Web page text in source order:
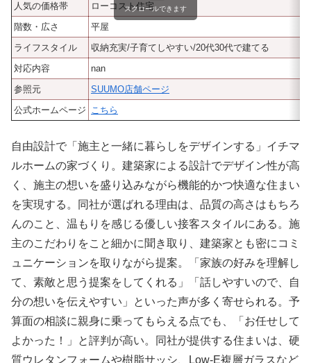
人気の価格帯
ローコスト住宅
階数・広さ
平屋
ライフスタイル
収納充実/子育てしやすい/20代30代で建てる
対応内容
nan
参照元
SUUMO店舗ページ
公式ホームページ こちら
スクロールできます
自由設計で「施主と一緒に暮らしをデザインする」イチマ
ルホームの家づくり。建築家による設計でデザイン性が高
く、施主の想いを盛り込みながら機能的かつ快適な住まい
を実現する。同社が選ばれる理由は、品質の高さはもちろ
んのこと、温もりを感じる優しい接客スタイルにある。施
主のこだわりをこと細かに聞き取り、建築家とも密にコミ
ュニケーションを取りながら提案。「家族の好みを理解し
て、素敵と思う提案をしてくれる」「話しやすいので、自
分の想いを伝えやすい」といった声が多く寄せられる。予
算面の相談に親身に乗ってもらえる点でも、「お任せして
よかった！」と評判が高い。同社が提供する住まいは、硬
質ウレタンフォームや樹脂サッシ、Low-E複層ガラスなど